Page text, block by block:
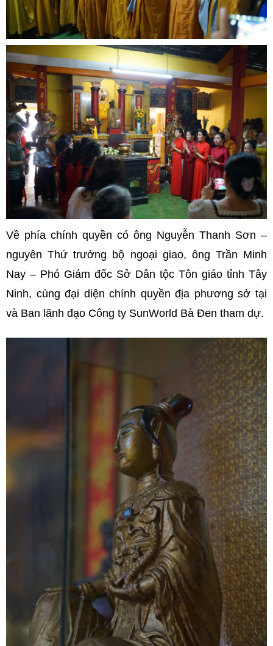
Về phía chính quyền có ông Nguyễn Thanh Sơn –
nguyên Thứ trưởng bộ ngoại giao, ông Trần Minh
Nay – Phó Giám đốc Sở Dân tộc Tôn giáo tỉnh Tây
Ninh, cùng đại diện chính quyền địa phương sở tại
và Ban lãnh đạo Công ty SunWorld Bà Đen tham dự.